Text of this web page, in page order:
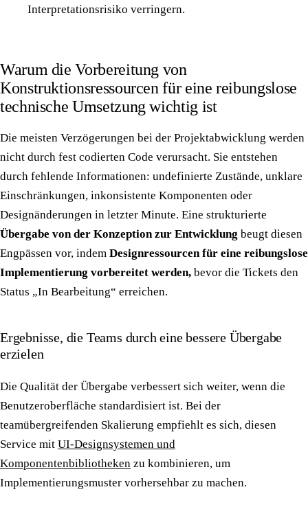
Interpretationsrisiko verringern.
Warum die Vorbereitung von
Konstruktionsressourcen für eine reibungslose
technische Umsetzung wichtig ist
Die meisten Verzögerungen bei der Projektabwicklung werden
nicht durch fest codierten Code verursacht. Sie entstehen
durch fehlende Informationen: undefinierte Zustände, unklare
Einschränkungen, inkonsistente Komponenten oder
Designänderungen in letzter Minute. Eine strukturierte
Übergabe von der Konzeption zur Entwicklung beugt diesen
Engpässen vor, indem Designressourcen für eine reibungslose
Implementierung vorbereitet werden, bevor die Tickets den
Status „In Bearbeitung“ erreichen.
Ergebnisse, die Teams durch eine bessere Übergabe
erzielen
Die Qualität der Übergabe verbessert sich weiter, wenn die
Benutzeroberfläche standardisiert ist. Bei der
teamübergreifenden Skalierung empfiehlt es sich, diesen
Service mit UI-Designsystemen und
Komponentenbibliotheken zu kombinieren, um
Implementierungsmuster vorhersehbar zu machen.